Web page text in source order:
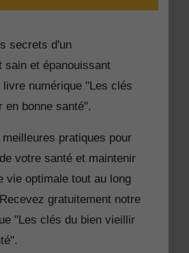
secrets d'un
sain et épanouissant
numérique "Les clés
en bonne santé".
pratiques pour
votre santé et maintenir
vie optimale tout au long
gratuitement notre
"Les clés du bien vieillir